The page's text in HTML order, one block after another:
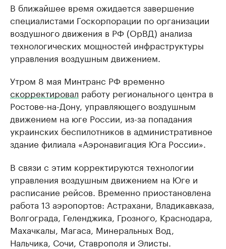
В ближайшее время ожидается завершение
специалистами Госкорпорации по организации
воздушного движения в РФ (ОрВД) анализа
технологических мощностей инфраструктуры
управления воздушным движением.
Утром 8 мая Минтранс РФ временно
скорректировал работу регионального центра в
Ростове-на-Дону, управляющего воздушным
движением на юге России, из-за попадания
украинских беспилотников в административное
здание филиала «Аэронавигация Юга России».
В связи с этим корректируются технологии
управления воздушным движением на Юге и
расписание рейсов. Временно приостановлена
работа 13 аэропортов: Астрахани, Владикавказа,
Волгограда, Геленджика, Грозного, Краснодара,
Махачкалы, Магаса, Минеральных Вод,
Нальчика, Сочи, Ставрополя и Элисты.